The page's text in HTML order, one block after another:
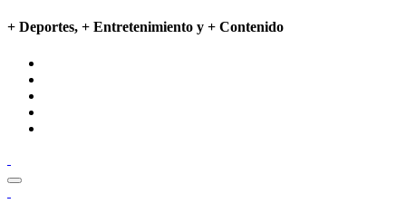
+ Deportes, + Entretenimiento y + Contenido